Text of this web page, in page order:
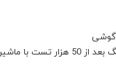
کنترل کیفیت